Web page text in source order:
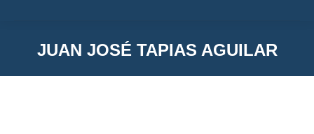
JUAN JOSÉ TAPIAS AGUILAR